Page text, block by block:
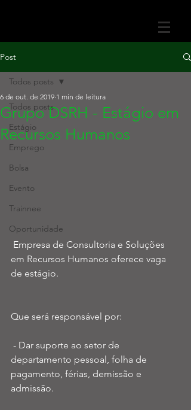
Post
Todos posts
Estágio
Emprego
Bolsa
Evento
Trainnee
Oportunidade
Todos posts
Grupo DSRH - Estágio em
Recursos Humanos
6 de out. de 2019 1 min de leitura
em Recursos Humanos oferece vaga
de estágio.
Que será responsável por:
departamento pessoal, folha de
pagamento, férias, demissão e
admissão.